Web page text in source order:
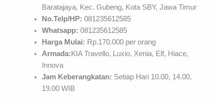
Baratajaya, Kec. Gubeng, Kota SBY, Jawa Timur
No.Telp/HP: 081235612585
Whatsapp: 081235612585
Harga Mulai: Rp.170.000 per orang
Armada:KIA Travello, Luxio, Xenia, Elf, Hiace,
Innova
Jam Keberangkatan: Setiap Hari 10.00, 14.00,
19.00 WIB